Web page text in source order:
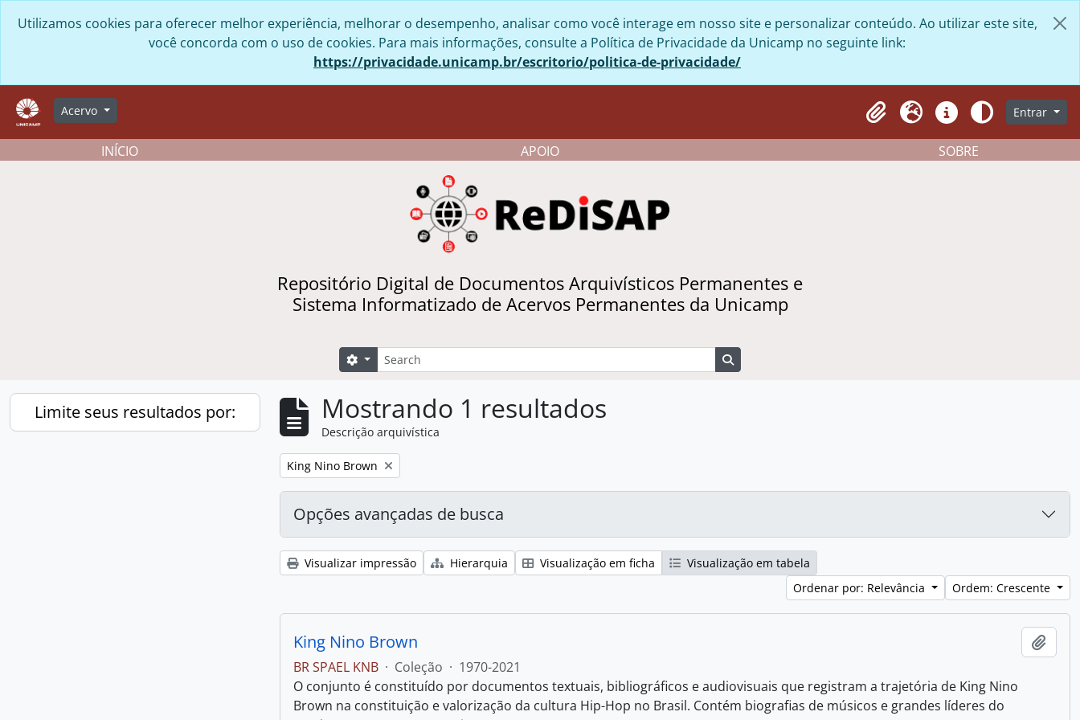
Utilizamos cookies para oferecer melhor experiência, melhorar o desempenho, analisar como você interage em nosso site e personalizar conteúdo. Ao utilizar este site,
você concorda com o uso de cookies. Para mais informações, consulte a Política de Privacidade da Unicamp no seguinte link:
https://privacidade.unicamp.br/escritorio/politica-de-privacidade/
Acervo
Clipboard
Idioma AtalhosAparênciaEntrar
INÍCIO APOIO SOBRE
Repositório Digital de Documentos Arquivísticos Permanentes e
Sistema Informatizado de Acervos Permanentes da Unicamp
Buscar
Opções de busca
Limite seus resultados por: Mostrando 1 resultados
Descrição arquivística
Remover filtro:
King Nino Brown
Opções avançadas de busca
Visualizar impressão Hierarquia Visualização em ficha
Visualização em tabela
Ordenar por: Relevância
Ordem: Crescente
King Nino Brown
BR SPAEL KNB · Coleção · 1970-2021
O conjunto é constituído por documentos textuais, bibliográficos e audiovisuais que registram a trajetória de King Nino
Brown na constituição e valorização da cultura Hip-Hop no Brasil. Contém biografias de músicos e grandes líderes do